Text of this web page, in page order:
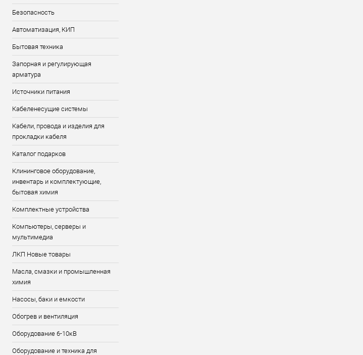
Безопасность
Автоматизация, КИП
Бытовая техника
Запорная и регулирующая
арматура
Источники питания
Кабеленесущие системы
Кабели, провода и изделия для
прокладки кабеля
Каталог подарков
Клининговое оборудование,
инвентарь и комплектующие,
бытовая химия
Комплектные устройства
Компьютеры, серверы и
мультимедиа
ЛКП Новые товары
Масла, смазки и промышленная
химия
Насосы, баки и емкости
Обогрев и вентиляция
Оборудование 6-10кВ
Оборудование и техника для